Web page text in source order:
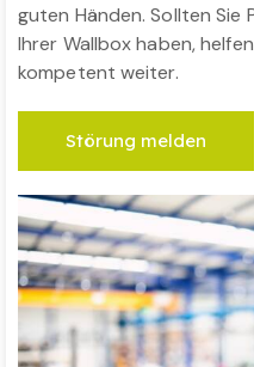
guten Händen. Sollten
Ihrer Wallbox haben,
kompetent weiter.
Störung melden